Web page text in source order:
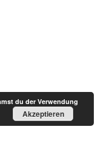
du der Verwendung
Akzeptieren